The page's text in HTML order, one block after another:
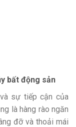
bất động sản
sự tiếp cận của
là hàng rào ngăn
đỡ và thoải mái